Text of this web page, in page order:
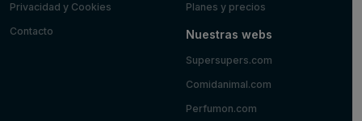
Privacidad y Cookies
Contacto
Planes y precios
Nuestras webs
Supersupers.com
Comidanimal.com
Perfumon.com